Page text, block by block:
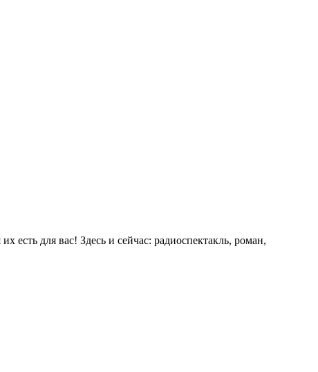
для вас! Здесь и сейчас: радиоспектакль, роман,